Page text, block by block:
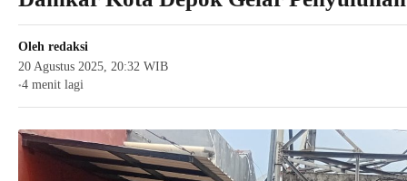
Oleh redaksi
20 Agustus 2025, 20:32 WIB
●4 menit lagi